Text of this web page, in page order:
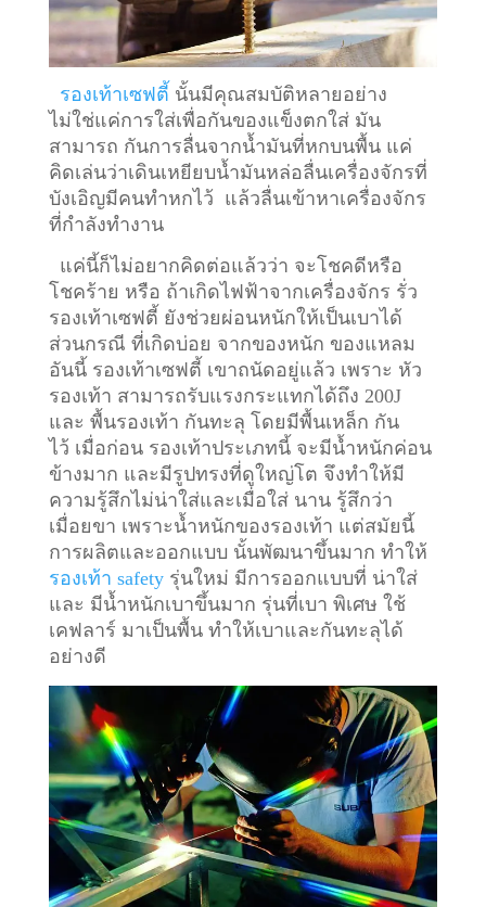
รองเท้าเซฟตี้ นั้นมีคุณสมบัติหลายอย่าง
ไม่ใช่แค่การใส่เพื่อกันของแข็งตกใส่ มัน
สามารถ กันการลื่นจากน้ำมันที่หกบนพื้น แค่
คิดเล่นว่าเดินเหยียบน้ำมันหล่อลื่นเครื่องจักรที่
บังเอิญมีคนทำหกไว้ แล้วลื่นเข้าหาเครื่องจักร
ที่กำลังทำงาน
แค่นี้ก็ไม่อยากคิดต่อแล้วว่า จะโชคดีหรือ
โชคร้าย หรือ ถ้าเกิดไฟฟ้าจากเครื่องจักร รั่ว
รองเท้าเซฟตี้ ยังช่วยผ่อนหนักให้เป็นเบาได้
ส่วนกรณี ที่เกิดบ่อย จากของหนัก ของแหลม
อันนี้ รองเท้าเซฟตี้ เขาถนัดอยู่แล้ว เพราะ หัว
รองเท้า สามารถรับแรงกระแทกได้ถึง 200J
และ พื้นรองเท้า กันทะลุ โดยมีพื้นเหล็ก กัน
ไว้ เมื่อก่อน รองเท้าประเภทนี้ จะมีน้ำหนักค่อน
ข้างมาก และมีรูปทรงที่ดูใหญ่โต จึงทำให้มี
ความรู้สึกไม่น่าใส่และเมื่อใส่ นาน รู้สึกว่า
เมื่อยขา เพราะน้ำหนักของรองเท้า แต่สมัยนี้
การผลิตและออกแบบ นั้นพัฒนาขึ้นมาก ทำให้
รองเท้า safetyรุ่นใหม่ มีการออกแบบที่ น่าใส่
และ มีน้ำหนักเบาขึ้นมาก รุ่นที่เบา พิเศษ ใช้
เคฟลาร์ มาเป็นพื้น ทำให้เบาและกันทะลุได้
อย่างดี